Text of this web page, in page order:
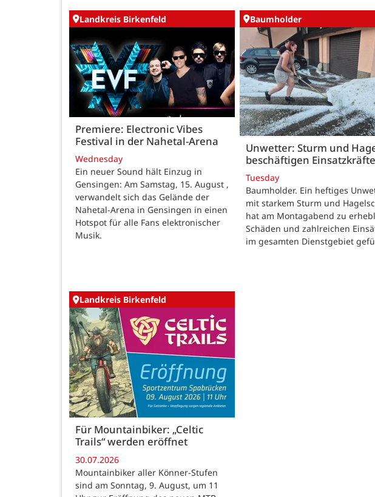
Landkreis Birkenfeld
Premiere: Electronic Vibes
Festival in der Nahetal-Arena
Wednesday
Ein neuer Sound hält Einzug in
Gensingen: Am Samstag, 15. August ,
verwandelt sich das Gelände der
Nahetal-Arena in Gensingen in einen
Hotspot für alle Fans elektronischer
Musik.
Baumholder
Unwetter: Sturm und
beschäftigen Einsatzkräfte
Tuesday
Baumholder. Ein heftiges
mit starkem Sturm und
hat am Montagabend zu
Schäden und zahlreichen
im gesamten Dienstgebiet
Landkreis Birkenfeld
Für Mountainbiker: „Celtic
Trails“ werden eröffnet
30.07.2026
Mountainbiker aller Könner-Stufen
sind am Sonntag, 9. August, um 11